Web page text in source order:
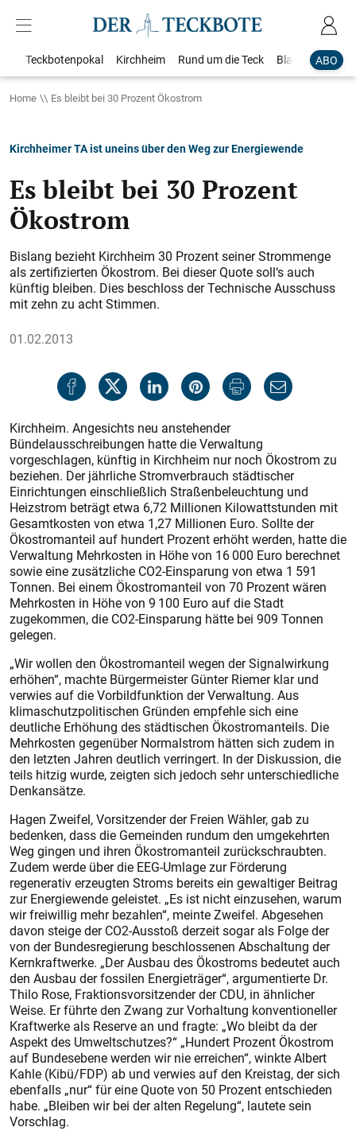
ABO
Teckbotenpokal Kirchheim Rund um die Teck Blaulicht
Home Es bleibt bei 30 Prozent Ökostrom
Kirchheimer TA ist uneins über den Weg zur Energiewende
Es bleibt bei 30 Prozent
Ökostrom
Bislang bezieht Kirchheim 30 Prozent seiner Strommenge
als zertifizierten Ökostrom. Bei dieser Quote soll‘s auch
künftig bleiben. Dies beschloss der Technische Ausschuss
mit zehn zu acht Stimmen.
01.02.2013
Kirchheim. Angesichts neu anstehender
Bündelausschreibungen hatte die Verwaltung
vorgeschlagen, künftig in Kirchheim nur noch Ökostrom zu
beziehen. Der jährliche Stromverbrauch städtischer
Einrichtungen einschließlich Straßenbeleuchtung und
Heizstrom beträgt etwa 6,72 Millionen Kilowattstunden mit
Gesamtkosten von etwa 1,27 Millionen Euro. Sollte der
Ökostromanteil auf hundert Prozent erhöht werden, hatte die
Verwaltung Mehrkosten in Höhe von 16 000 Euro berechnet
sowie eine zusätzliche CO2-Einsparung von etwa 1 591
Tonnen. Bei einem Ökostromanteil von 70 Prozent wären
Mehrkosten in Höhe von 9 100 Euro auf die Stadt
zugekommen, die CO2-Einsparung hätte bei 909 Tonnen
gelegen.
„Wir wollen den Ökostromanteil wegen der Signalwirkung
erhöhen“, machte Bürgermeister Günter Riemer klar und
verwies auf die Vorbildfunktion der Verwaltung. Aus
klimaschutzpolitischen Gründen empfehle sich eine
deutliche Erhöhung des städtischen Ökostromanteils. Die
Mehrkosten gegenüber Normalstrom hätten sich zudem in
den letzten Jahren deutlich verringert. In der Diskussion, die
teils hitzig wurde, zeigten sich jedoch sehr unterschiedliche
Denkansätze.
Hagen Zweifel, Vorsitzender der Freien Wähler, gab zu
bedenken, dass die Gemeinden rundum den umgekehrten
Weg gingen und ihren Ökostromanteil zurückschraubten.
Zudem werde über die EEG-Umlage zur Förderung
regenerativ erzeugten Stroms bereits ein gewaltiger Beitrag
zur Energiewende geleistet. „Es ist nicht einzusehen, warum
wir freiwillig mehr bezahlen“, meinte Zweifel. Abgesehen
davon steige der CO2-Ausstoß derzeit sogar als Folge der
von der Bundesregierung beschlossenen Abschaltung der
Kernkraftwerke. „Der Ausbau des Ökostroms bedeutet auch
den Ausbau der fossilen Energieträger“, argumentierte Dr.
Thilo Rose, Fraktionsvorsitzender der CDU, in ähnlicher
Weise. Er führte den Zwang zur Vorhaltung konventioneller
Kraftwerke als Reserve an und fragte: „Wo bleibt da der
Aspekt des Umweltschutzes?“ „Hundert Prozent Ökostrom
auf Bundesebene werden wir nie erreichen“, winkte Albert
Kahle (Kibü/FDP) ab und verwies auf den Kreistag, der sich
ebenfalls „nur“ für eine Quote von 50 Prozent entschieden
habe. „Bleiben wir bei der alten Regelung“, lautete sein
Vorschlag.